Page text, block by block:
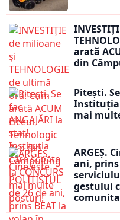
arată
din
Pitești.
Instituția
mai
ARGEȘ.
ani,
gestului